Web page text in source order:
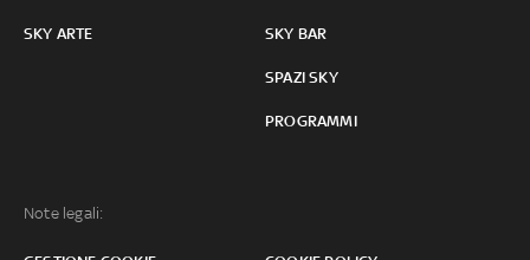
SKY ARTE SKY BAR
SPAZI SKY
PROGRAMMI
Note legali: